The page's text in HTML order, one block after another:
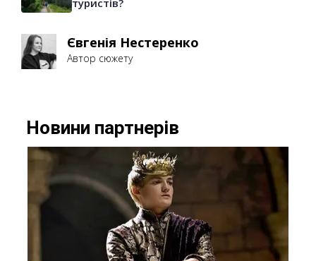
туристів?
Євгенія Нестеренко
Автор сюжету